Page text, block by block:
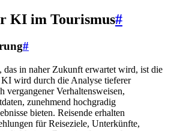
KI im Tourismus#
#
das in naher Zukunft erwartet wird, ist die
wird durch die Analyse tieferer
vergangener Verhaltensweisen,
zunehmend hochgradig
bieten. Reisende erhalten
für Reiseziele, Unterkünfte,